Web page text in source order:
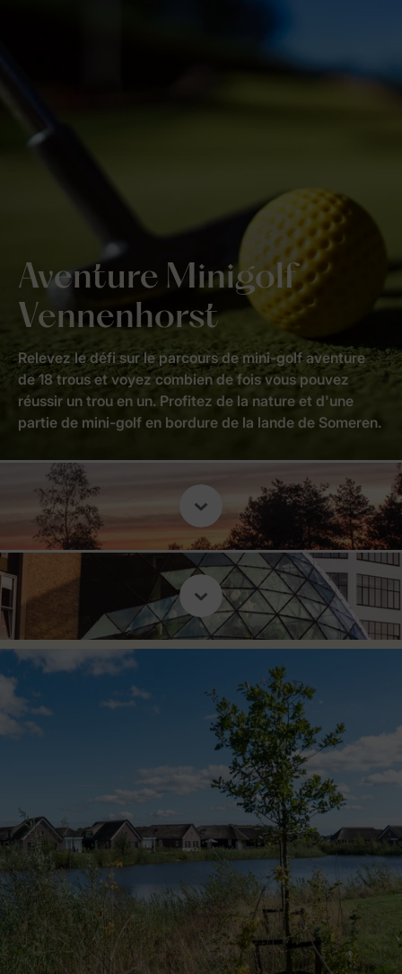
Aventure Minigolf
Vennenhorst
Relevez le défi sur le parcours de mini-golf aventure
de 18 trous et voyez combien de fois vous pouvez
réussir un trou en un. Profitez de la nature et d'une
partie de mini-golf en bordure de la lande de Someren.